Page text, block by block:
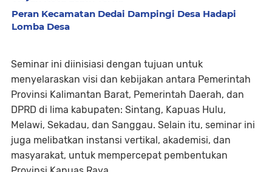
Peran Kecamatan Dedai Dampingi Desa Hadapi
Lomba Desa
Seminar ini diinisiasi dengan tujuan untuk
menyelaraskan visi dan kebijakan antara Pemerintah
Provinsi Kalimantan Barat, Pemerintah Daerah, dan
DPRD di lima kabupaten: Sintang, Kapuas Hulu,
Melawi, Sekadau, dan Sanggau. Selain itu, seminar ini
juga melibatkan instansi vertikal, akademisi, dan
masyarakat, untuk mempercepat pembentukan